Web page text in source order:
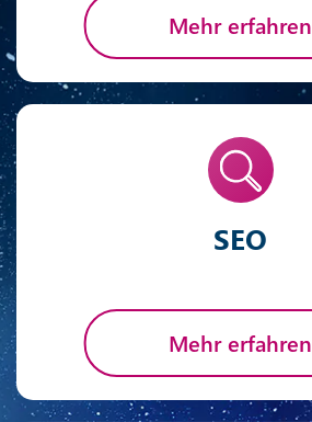
Mehr erfahren
SEO
Mehr erfahren